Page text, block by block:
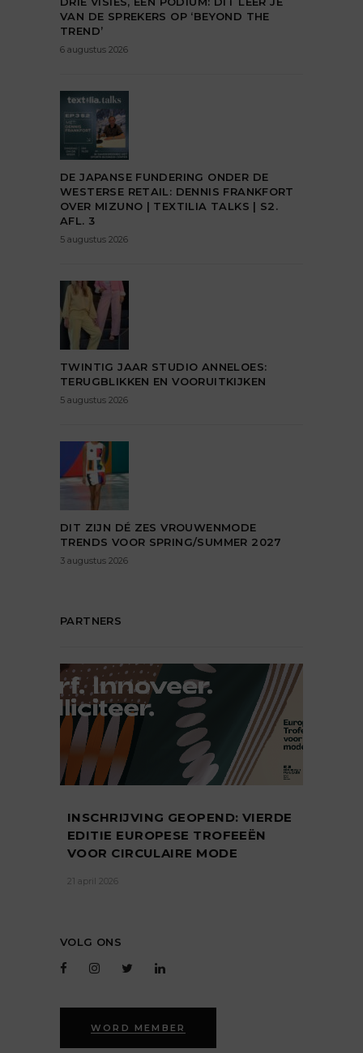
VAN DE SPREKERS OP ‘BEYOND THE
TREND’
6 augustus 2026
DE JAPANSE FUNDERING ONDER DE
WESTERSE RETAIL: DENNIS FRANKFORT
OVER MIZUNO | TEXTILIA TALKS | S2.
AFL. 3
5 augustus 2026
TWINTIG JAAR STUDIO ANNELOES:
TERUGBLIKKEN EN VOORUITKIJKEN
5 augustus 2026
DIT ZIJN DÉ ZES VROUWENMODE
TRENDS VOOR SPRING/SUMMER 2027
3 augustus 2026
PARTNERS
INSCHRIJVING GEOPEND: VIERDE
EDITIE EUROPESE TROFEEËN
VOOR CIRCULAIRE MODE
21 april 2026
VOLG ONS
WORD MEMBER